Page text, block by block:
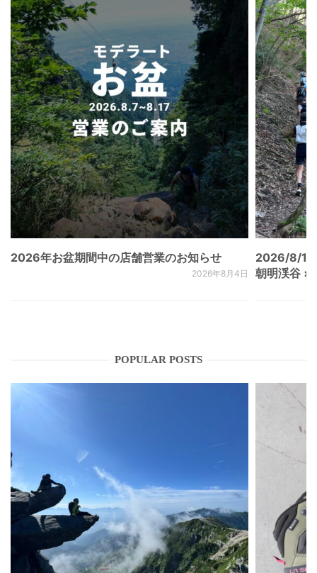
2026年お盆期間中の店舗営業のお知らせ
2026年8月4日
2026/8/
朝明渓谷 ×
POPULAR POSTS